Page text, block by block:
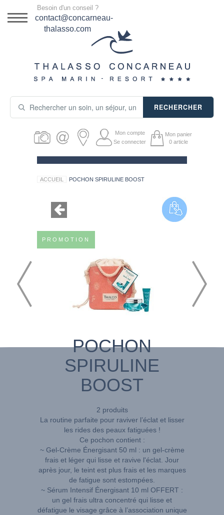
DESTINATION
SÉJOURS THALASSO
PRODUITS COSMÉTIQUES
GUIDE CADEAUX
Besoin d'un conseil ?
contact@concarneau-
thalasso.com
RECHERCHER
Mon compte
Se connecter
Mon panier
0 article
ACCUEIL POCHON SPIRULINE BOOST
PROMOTION
POCHON
SPIRULINE
BOOST
2 produits
La routine parfaite pour raviver l’éclat et lisser
les rides des peaux fatiguées !
Ce pochon contient :
~ Gel-Crème Énergisant 50 ml : un gel-crème
frais et léger qui lisse et ravive l'éclat. Jour
après jour, le teint est plus frais et les marques
de fatigue sont estompées.
~ Sérum Intensif Énergisant 10 ml OFFERT :
un gel frais ultra concentré qui lisse et
défatigue le visage grâce à l’association unique